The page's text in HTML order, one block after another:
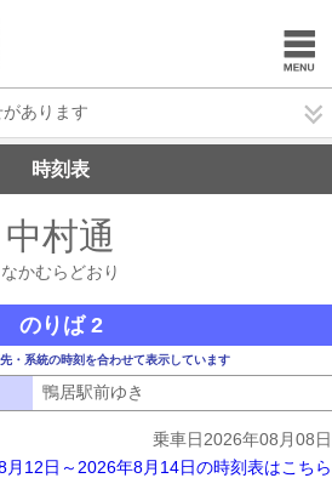
あります
時刻表
中村通
なかむらどおり
のりば 2
・系統の時刻を合わせて表示しています
鴨居駅前ゆき
乗車日2026年08月08日
月12日～2026年8月14日の時刻表はこちら